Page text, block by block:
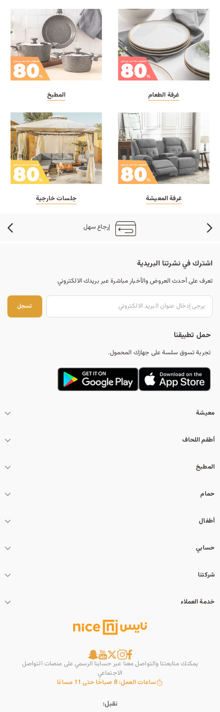
غرفة الطعام المطبخ
غرفة المعيشة جلسات خارجية
إرجاع سهل
اشترك في نشرتنا البريدية
تعرف على أحدث العروض والأخبار مباشرة عبر بريدك الالكتروني
تسجل
حمل تطبيقنا
تجربة تسوق سلسة على جهازك المحمول.
معيشة
أطقم اللحاف
المطبخ
حمام
أطفال
حسابي
شركتنا
خدمة العملاء
يمكنك متابعتنا والتواصل معنا عبر حسابنا الرسمي على منصات التواصل
الاجتماعي
ساعات العمل: 8 صباحًا حتى 11 مساءًا
نقبل: